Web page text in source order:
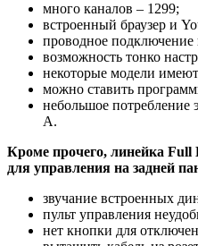
много каналов – 1299;
встроенный браузер и
проводное подключение
возможность тонко
некоторые модели
можно ставить
небольшое потребление
А.
Кроме прочего, линейка
для управления на задней
звучание встроенных
пульт управления
нет кнопки для